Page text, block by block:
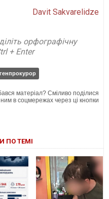
Davit Sakvarelidze
орфографічну
+ Enter
генпрокурор
матеріал? Сміливо поділися
ним в соцмережах через ці кнопки
ПО ТЕМІ